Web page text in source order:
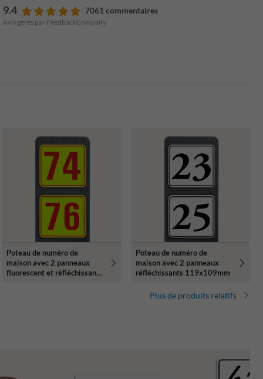
9.4 7061 commentaires
Avis gérés par FeedbackCompany
Poteau de numéro de
maison avec 2 panneaux
fluorescent et réfléchissant -
Poteau de numéro de
maison avec 2 panneaux
réfléchissants 119x109mm
Plus de produits relatifs